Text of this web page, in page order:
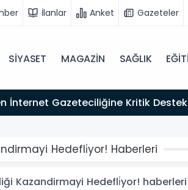
İlanlar Anket Gazeteler
SİYASET MAGAZİN SAĞLIK
Hedefli̇yor! Haberleri
Kazandirmayi Hedefli̇yor!